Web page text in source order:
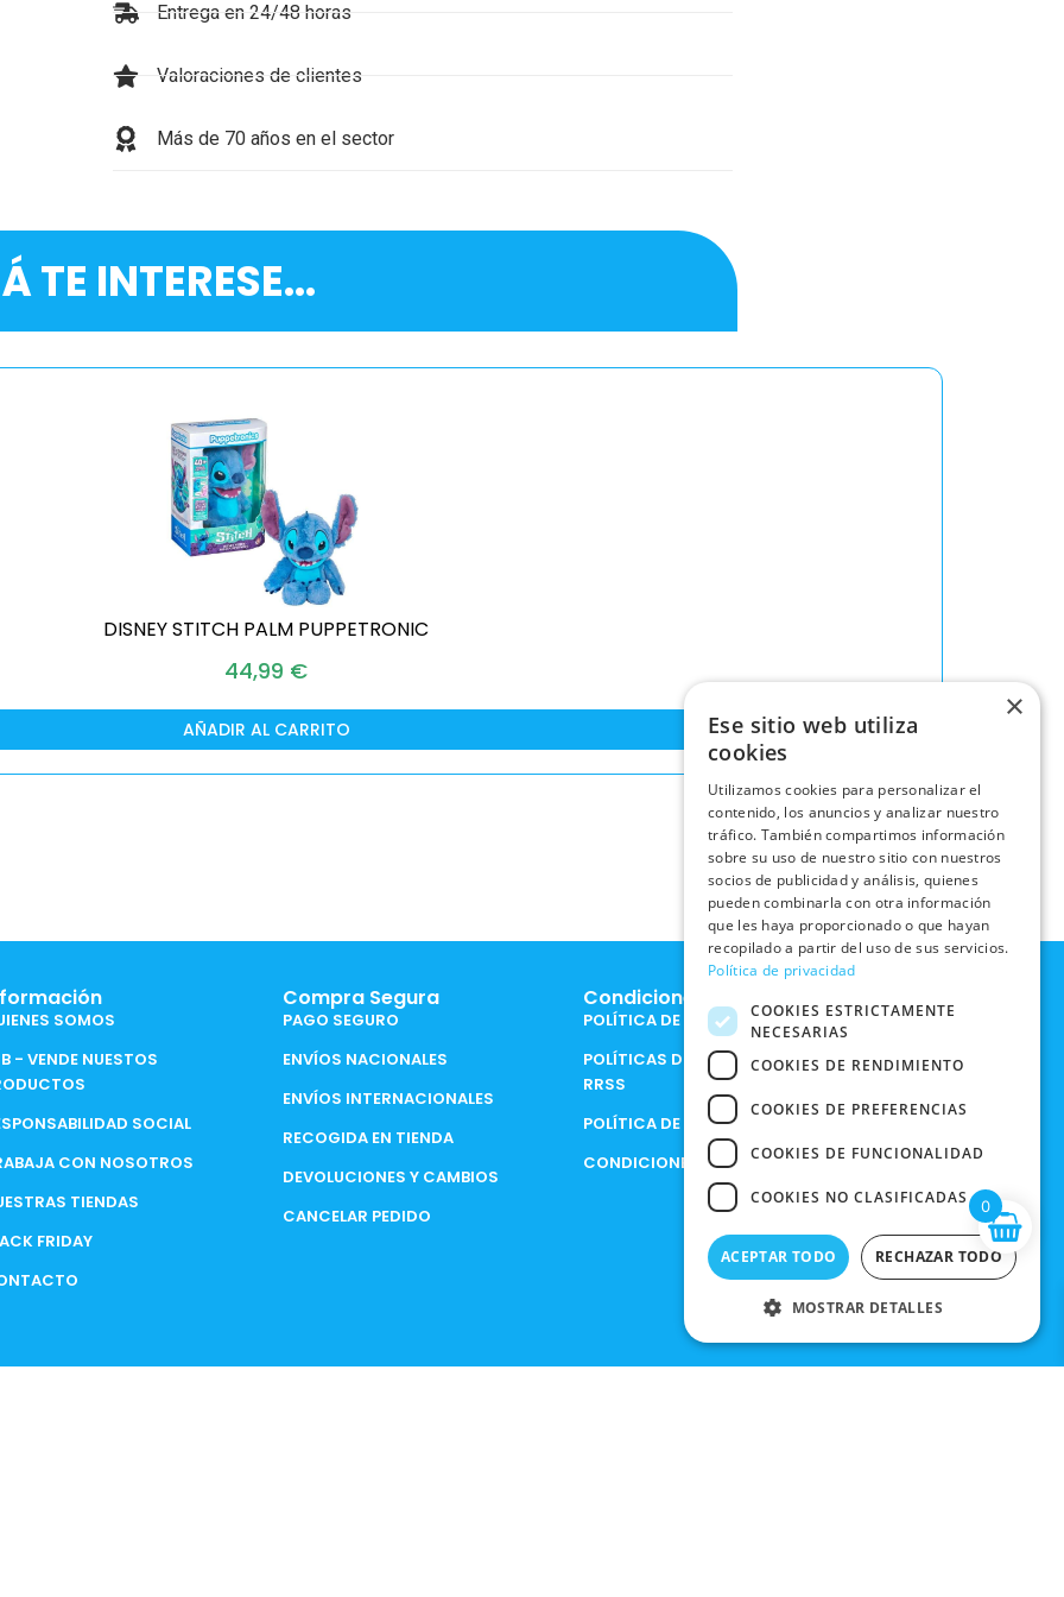
Entrega en 24/48 horas
Valoraciones de clientes
Más de 70 años en el sector
TE INTERESE...
DISNEY STITCH PALM PUPPETRONIC
44,99 €
AÑADIR AL CARRITO
SOMOS
- VENDE NUESTOS
SOCIAL
CON NOSOTROS
TIENDAS
FRIDAY
Compra Segura
PAGO SEGURO
ENVÍOS NACIONALES
ENVÍOS INTERNACIONALES
RECOGIDA EN TIENDA
DEVOLUCIONES Y CAMBIOS
CANCELAR PEDIDO
Condiciones Legales
POLÍTICA DE COOKIES
POLÍTICAS DE PRIVACIDAD EN
RRSS
POLÍTICA DE PRIVACIDAD
CONDICIONES DE COMPRA
0
×
Ese sitio web utiliza
cookies
Utilizamos cookies para personalizar el
contenido, los anuncios y analizar nuestro
tráfico. También compartimos información
sobre su uso de nuestro sitio con nuestros
socios de publicidad y análisis, quienes
pueden combinarla con otra información
que les haya proporcionado o que hayan
recopilado a partir del uso de sus servicios.
Política de privacidad
COOKIES ESTRICTAMENTE
NECESARIAS
COOKIES DE RENDIMIENTO
COOKIES DE PREFERENCIAS
COOKIES DE FUNCIONALIDAD
COOKIES NO CLASIFICADAS
ACEPTAR TODO RECHAZAR TODO
MOSTRAR DETALLES